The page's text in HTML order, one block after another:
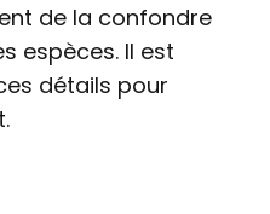
de la confondre
espèces. Il est
détails pour